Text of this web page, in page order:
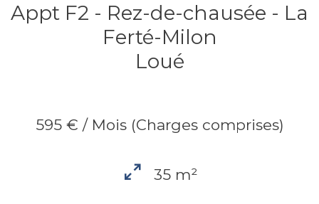
Appt F2 - Rez-de-chausée - La
Ferté-Milon
Loué
595 € / Mois (Charges comprises)
35 m²